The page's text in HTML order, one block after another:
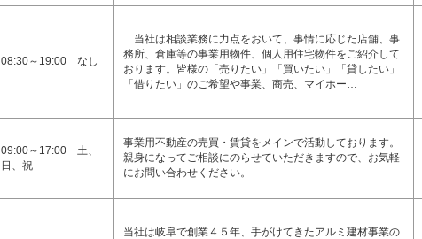
08:30～19:00 なし
当社は相談業務に力点をおいて、事情に応じた店舗、事
務所、倉庫等の事業用物件、個人用住宅物件をご紹介して
おります。皆様の「売りたい」「買いたい」「貸したい」
「借りたい」のご希望や事業、商売、マイホー…
09:00～17:00 土、
日、祝
事業用不動産の売買・賃貸をメインで活動しております。
親身になってご相談にのらせていただきますので、お気軽
にお問い合わせください。
当社は岐阜で創業４５年、手がけてきたアルミ建材事業の